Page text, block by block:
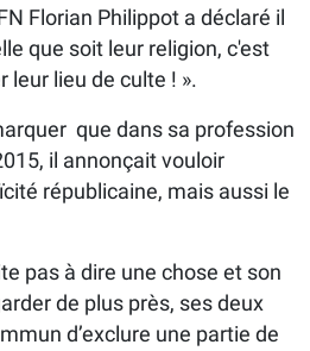
Florian Philippot a déclaré il
que soit leur religion, c'est
leur lieu de culte ! ».
que dans sa profession
il annonçait vouloir
républicaine, mais aussi le
pas à dire une chose et son
de plus près, ses deux
d’exclure une partie de